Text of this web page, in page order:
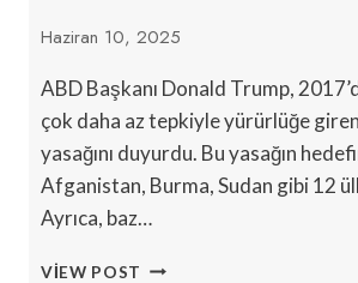
Haziran 10, 2025
ABD Başkanı Donald Trump,
çok daha az tepkiyle yürürlüğe
yasağını duyurdu. Bu yasağın
Afganistan, Burma, Sudan gibi 12
Ayrıca, baz…
VIEW POST YENI